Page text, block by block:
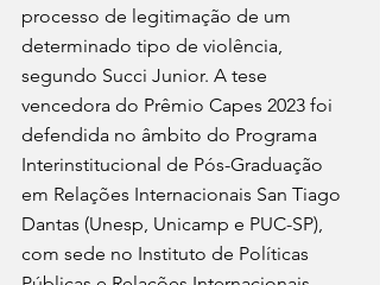
processo de legitimação de um
determinado tipo de violência,
segundo Succi Junior. A tese
vencedora do Prêmio Capes 2023 foi
defendida no âmbito do Programa
Interinstitucional de Pós-Graduação
em Relações Internacionais San Tiago
Dantas (Unesp, Unicamp e PUC-SP),
com sede no Instituto de Políticas